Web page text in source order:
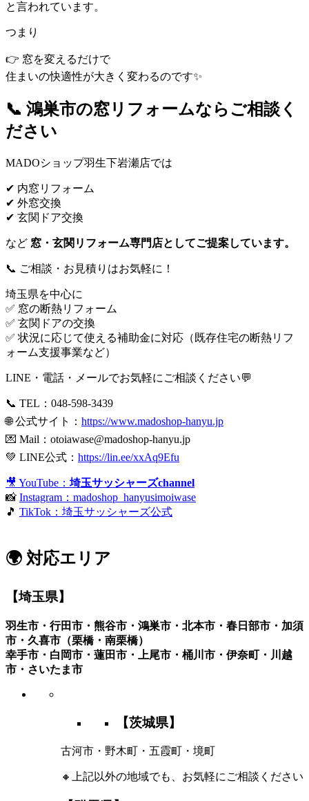
と言われています。
つまり
👉 窓を変えるだけで
住まいの快適性が大きく変わるのです✨
📞 鴻巣市の窓リフォームならご相談く
ださい
MADOショップ羽生下岩瀬店では
✔ 内窓リフォーム
✔ 外窓交換
✔ 玄関ドア交換
など 窓・玄関リフォーム専門店としてご提案しています。
📞 ご相談・お見積りはお気軽に！
埼玉県を中心に
✅ 窓の断熱リフォーム
✅ 玄関ドアの交換
✅ 状況に応じて使える補助金に対応（既存住宅の断熱リフ
ォーム支援事業など）
LINE・電話・メールでお気軽にご相談ください💬
📞 TEL：048-598-3439
🌐 公式サイト： https://www.madoshop-hanyu.jp
💌 Mail： otoiawase@madoshop-hanyu.jp
💚 LINE公式： https://lin.ee/xxAq9Efu
🎥 YouTube： 埼玉サッシャーズchannel
📸 Instagram：madoshop_hanyusimoiwase
🎵 TikTok：埼玉サッシャーズ公式
🌍 対応エリア
【埼玉県】
羽生市・行田市・熊谷市・鴻巣市・北本市・春日部市・加須
市・久喜市（栗橋・南栗橋）
幸手市・白岡市・蓮田市・上尾市・桶川市・伊奈町・川越
市・さいたま市
【茨城県】
古河市・野木町・五霞町・境町
🔸上記以外の地域でも、お気軽にご相談ください